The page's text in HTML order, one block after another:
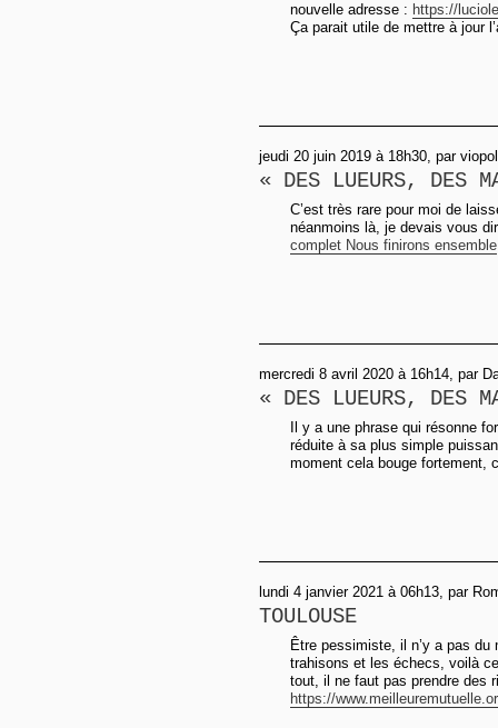
nouvelle adresse : https://
Ça parait utile de mettre à jour
jeudi 20 juin 2019 à 18h30, par
« DES LUEURS, DES
C’est très rare pour moi de
néanmoins là, je devais vous
complet Nous finirons ensemble
mercredi 8 avril 2020 à 16h14, par
« DES LUEURS, DES
Il y a une phrase qui résonne
réduite à sa plus simple
moment cela bouge fortement,
lundi 4 janvier 2021 à 06h13, par
TOULOUSE
Être pessimiste, il n’y a pas du
trahisons et les échecs, voilà
tout, il ne faut pas prendre des
https://